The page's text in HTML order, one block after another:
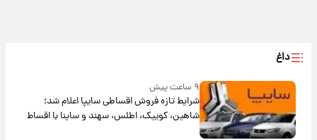
داغ
۹ ساعت پیش
شرایط تازه فروش اقساطی سایپا اعلام شد؛
شاهین، کوییک، اطلس، سهند و ساینا با اقساط
بلندمدت + جدول